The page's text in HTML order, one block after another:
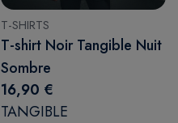
T-SHIRTS
T-shirt Noir Tangible Nuit
Sombre
16,90 €
TANGIBLE